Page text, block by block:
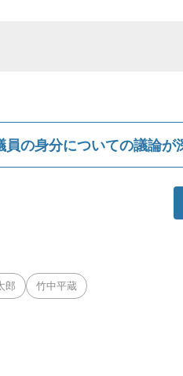
員の身分についての議論
郎 竹中平蔵